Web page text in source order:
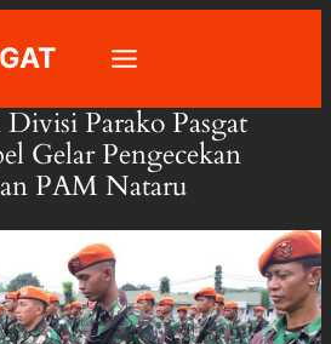
Parako Pasgat
Gelar Pengecekan
PAM Nataru